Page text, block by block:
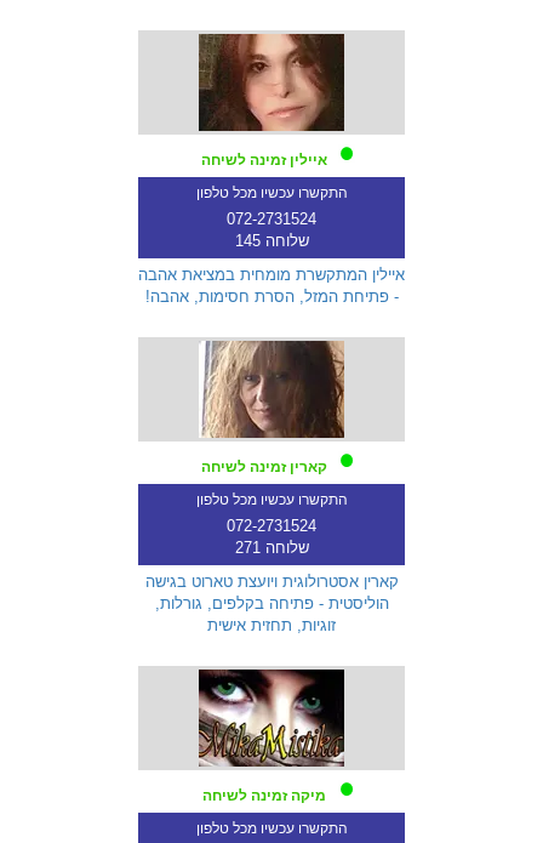
איילין זמינה לשיחה
התקשרו עכשיו מכל טלפון
072-2731524
שלוחה 145
איילין המתקשרת מומחית במציאת אהבה
- פתיחת המזל, הסרת חסימות, אהבה!
קארין זמינה לשיחה
התקשרו עכשיו מכל טלפון
072-2731524
שלוחה 271
קארין אסטרולוגית ויועצת טארוט בגישה
הוליסטית - פתיחה בקלפים, גורלות,
זוגיות, תחזית אישית
מיקה זמינה לשיחה
התקשרו עכשיו מכל טלפון